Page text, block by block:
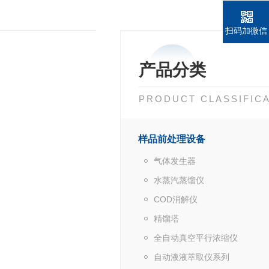
产品分类
PRODUCT
样品前处理设备
气体发生器
水蒸汽蒸馏仪
COD消解仪
精馏塔
全自动真空平行浓缩仪
自动液液萃取仪系列
扫码加微信